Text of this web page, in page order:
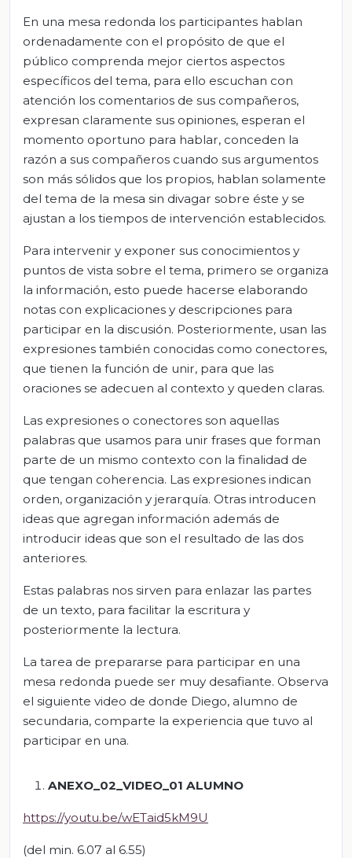
En una mesa redonda los participantes hablan
ordenadamente con el propósito de que el
público comprenda mejor ciertos aspectos
específicos del tema, para ello escuchan con
atención los comentarios de sus compañeros,
expresan claramente sus opiniones, esperan el
momento oportuno para hablar, conceden la
razón a sus compañeros cuando sus argumentos
son más sólidos que los propios, hablan solamente
del tema de la mesa sin divagar sobre éste y se
ajustan a los tiempos de intervención establecidos.
Para intervenir y exponer sus conocimientos y
puntos de vista sobre el tema, primero se organiza
la información, esto puede hacerse elaborando
notas con explicaciones y descripciones para
participar en la discusión. Posteriormente, usan las
expresiones también conocidas como conectores,
que tienen la función de unir, para que las
oraciones se adecuen al contexto y queden claras.
Las expresiones o conectores son aquellas
palabras que usamos para unir frases que forman
parte de un mismo contexto con la finalidad de
que tengan coherencia. Las expresiones indican
orden, organización y jerarquía. Otras introducen
ideas que agregan información además de
introducir ideas que son el resultado de las dos
anteriores.
Estas palabras nos sirven para enlazar las partes
de un texto, para facilitar la escritura y
posteriormente la lectura.
La tarea de prepararse para participar en una
mesa redonda puede ser muy desafiante. Observa
el siguiente video de donde Diego, alumno de
secundaria, comparte la experiencia que tuvo al
participar en una.
ANEXO_02_VIDEO_01 ALUMNO
https://youtu.be/wETaid5kM9U
(del min. 6.07 al 6.55)